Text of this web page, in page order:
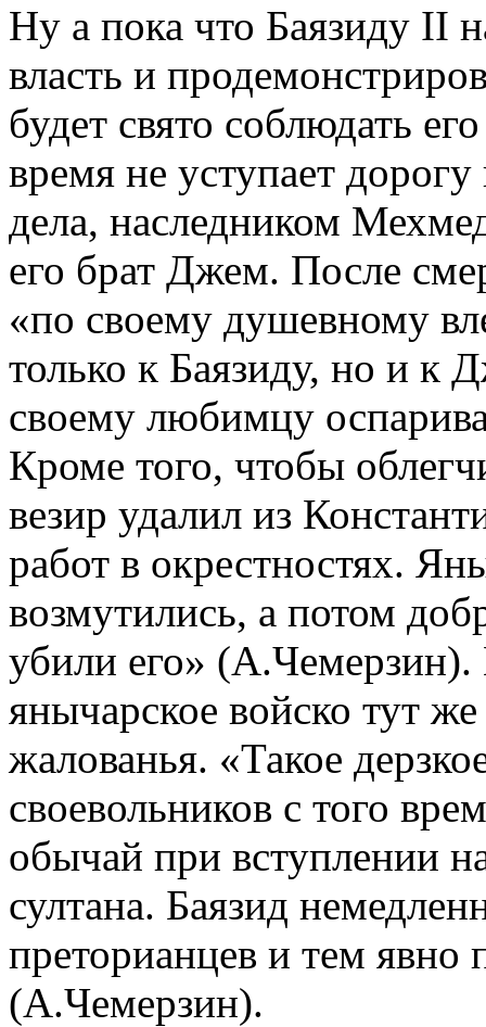
Ну а пока что Баязиду II
власть и
будет свято соблюдать
время не уступает
дела, наследником
его брат Джем. После
«по своему душевному
только к Баязиду, но и к
своему любимцу
Кроме того, чтобы
везир удалил из
работ в окрестностях.
возмутились, а потом
убили его» (А.Чемерзин).
янычарское войско тут
жалованья. «Такое
своевольников с того
обычай при вступлении
султана. Баязид
преторианцев и тем явно
(А.Чемерзин).